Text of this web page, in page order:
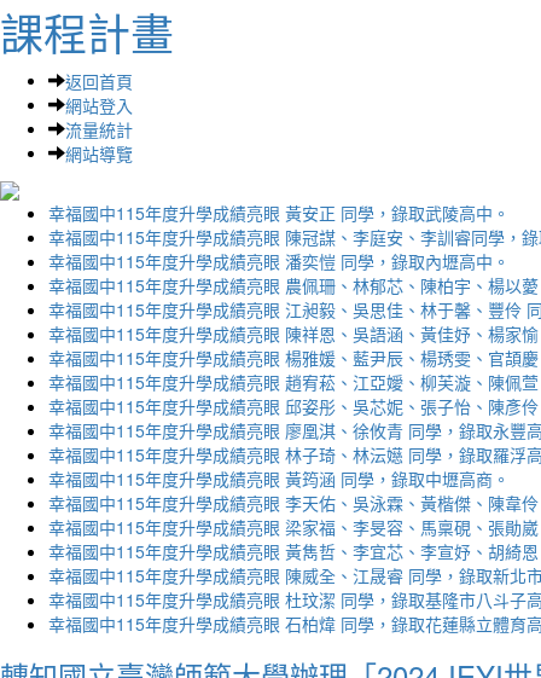
課程計畫
返回首頁
網站登入
流量統計
網站導覽
幸福國中115年度升學成績亮眼 黃安正 同學，錄取武陵高中。
幸福國中115年度升學成績亮眼 陳冠謀、李庭安、李訓睿同學，
幸福國中115年度升學成績亮眼 潘奕愷 同學，錄取內壢高中。
幸福國中115年度升學成績亮眼 農佩珊、林郁芯、陳柏宇、楊以
幸福國中115年度升學成績亮眼 江昶毅、吳思佳、林于馨、豐伶
幸福國中115年度升學成績亮眼 陳祥恩、吳語涵、黃佳妤、楊家
幸福國中115年度升學成績亮眼 楊雅媛、藍尹辰、楊琇雯、官頡
幸福國中115年度升學成績亮眼 趙宥菘、江亞嬡、柳芙漩、陳佩
幸福國中115年度升學成績亮眼 邱姿彤、吳芯妮、張子怡、陳彥
幸福國中115年度升學成績亮眼 廖凰淇、徐攸青 同學，錄取永豐
幸福國中115年度升學成績亮眼 林子琦、林沄嬨 同學，錄取羅浮
幸福國中115年度升學成績亮眼 黃筠涵 同學，錄取中壢高商。
幸福國中115年度升學成績亮眼 李天佑、吳泳霖、黃楷傑、陳韋
幸福國中115年度升學成績亮眼 梁家福、李旻容、馬稟硯、張勛
幸福國中115年度升學成績亮眼 黃雋哲、李宜芯、李宣妤、胡綺
幸福國中115年度升學成績亮眼 陳威全、江晟睿 同學，錄取新北
幸福國中115年度升學成績亮眼 杜玟潔 同學，錄取基隆市八斗子
幸福國中115年度升學成績亮眼 石柏煒 同學，錄取花蓮縣立體育